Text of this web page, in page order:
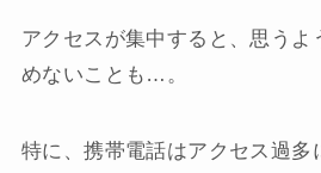
アクセスが集中すると、思うよ
めないことも…。
特に、携帯電話はアクセス過多